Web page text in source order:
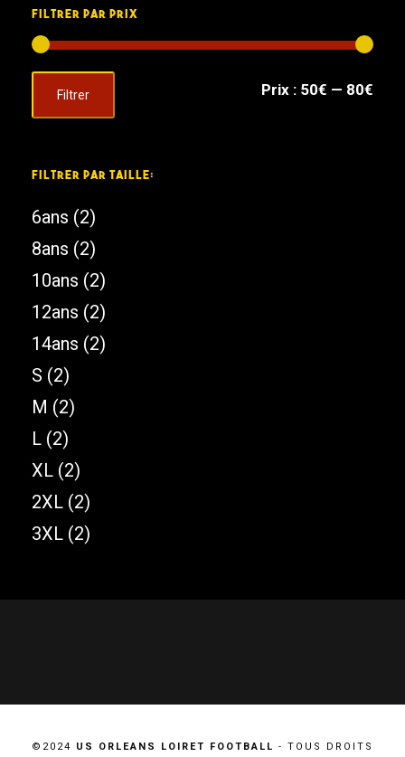
FILTRER PAR PRIX
Filtrer Prix : 50€ — 80€
FILTRER PAR TAILLE:
6ans (2)
8ans (2)
10ans (2)
12ans (2)
14ans (2)
S (2)
M (2)
L (2)
XL (2)
2XL (2)
3XL (2)
©2024 US ORLEANS LOIRET FOOTBALL - TOUS DROITS